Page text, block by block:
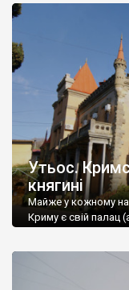
Утьос.
княгині
Майже у кожному
Криму є свій палац